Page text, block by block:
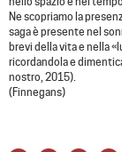
Ne scopriamo la
saga è presente nel
brevi della vita e nella
ricordandola e
nostro, 2015).
(Finnegans)